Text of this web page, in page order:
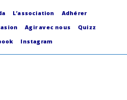
L’association
Adhérer
Agir avec nous
Quizz
Instagram